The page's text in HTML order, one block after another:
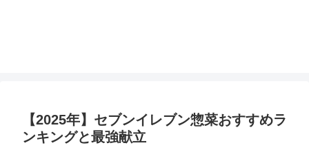
【2025年】セブンイレブン惣菜おすすめラ
ンキングと最強献立